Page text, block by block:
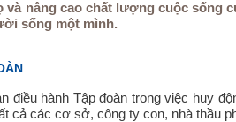
và nâng cao chất lượng cuộc sống
sống một mình.
điều hành Tập đoàn trong việc huy
cả các cơ sở, công ty con, nhà thầu